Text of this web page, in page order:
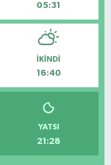
05:31
İKINDI
16:40
YATSI
21:28